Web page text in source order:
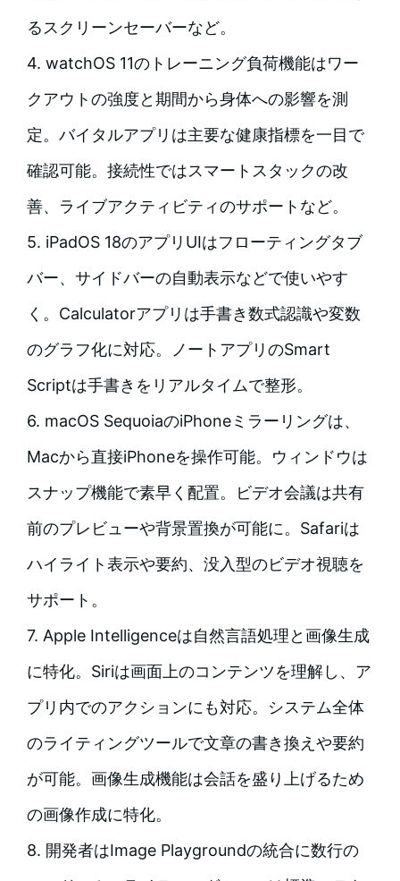
るスクリーンセーバーなど。
4. watchOS 11のトレーニング負荷機能はワー
クアウトの強度と期間から身体への影響を測
定。バイタルアプリは主要な健康指標を一目で
確認可能。接続性ではスマートスタックの改
善、ライブアクティビティのサポートなど。
5. iPadOS 18のアプリUIはフローティングタブ
バー、サイドバーの自動表示などで使いやす
く。Calculatorアプリは手書き数式認識や変数
のグラフ化に対応。ノートアプリのSmart
Scriptは手書きをリアルタイムで整形。
6. macOS SequoiaのiPhoneミラーリングは、
Macから直接iPhoneを操作可能。ウィンドウは
スナップ機能で素早く配置。ビデオ会議は共有
前のプレビューや背景置換が可能に。Safariは
ハイライト表示や要約、没入型のビデオ視聴を
サポート。
7. Apple Intelligenceは自然言語処理と画像生成
に特化。Siriは画面上のコンテンツを理解し、ア
プリ内でのアクションにも対応。システム全体
のライティングツールで文章の書き換えや要約
が可能。画像生成機能は会話を盛り上げるため
の画像作成に特化。
8. 開発者はImage Playgroundの統合に数行の